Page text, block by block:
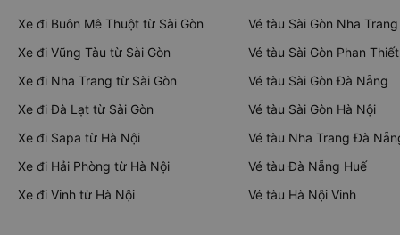
Xe đi Buôn Mê Thuột từ Sài Gòn
Xe đi Vũng Tàu từ Sài Gòn
Xe đi Nha Trang từ Sài Gòn
Xe đi Đà Lạt từ Sài Gòn
Xe đi Sapa từ Hà Nội
Xe đi Hải Phòng từ Hà Nội
Xe đi Vinh từ Hà Nội
Vé tàu Sài Gòn Nha Trang
Vé tàu Sài Gòn Phan Thiết
Vé tàu Sài Gòn Đà Nẵng
Vé tàu Sài Gòn Hà Nội
Vé tàu Nha Trang Đà
Vé tàu Đà Nẵng Huế
Vé tàu Hà Nội Vinh